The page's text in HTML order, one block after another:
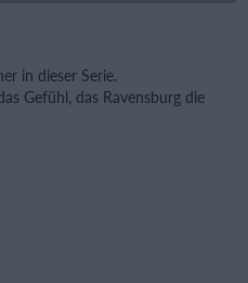
in dieser Serie.
Gefühl, das Ravensburg die